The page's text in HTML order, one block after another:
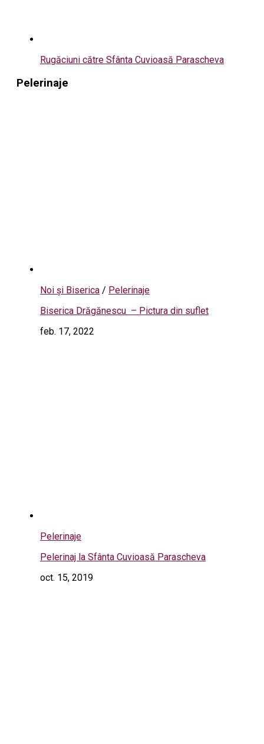
Rugăciuni către Sfânta Cuvioasă Parascheva
Pelerinaje
Noi și Biserica / Pelerinaje
Biserica Drăgănescu – Pictura din suflet
feb. 17, 2022
Pelerinaje
Pelerinaj la Sfânta Cuvioasă Parascheva
oct. 15, 2019